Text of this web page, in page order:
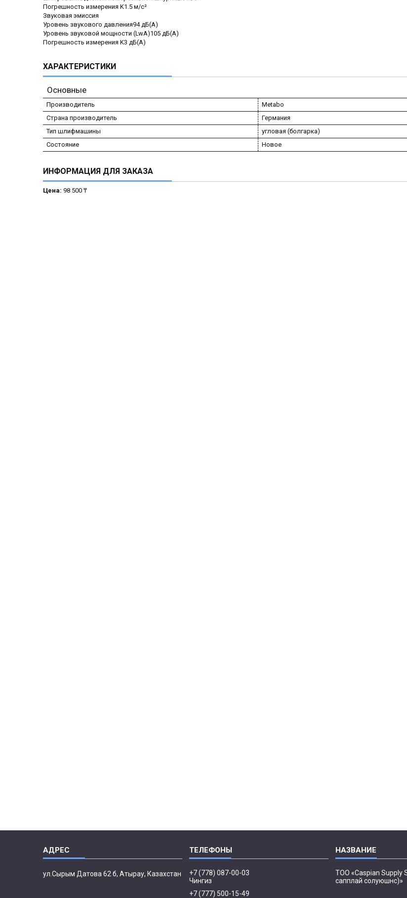
Погрешность измерения K1.5 м/с²
Звуковая эмиссия
Уровень звукового давления94 дБ(А)
Уровень звуковой мощности (LwA)105 дБ(А)
Погрешность измерения K3 дБ(А)
ХАРАКТЕРИСТИКИ
Основные
Производитель
Metabo
Страна производитель
Германия
Тип шлифмашины
угловая (болгарка)
Состояние
Новое
ИНФОРМАЦИЯ ДЛЯ ЗАКАЗА
Цена: 98 500 ₸
ул.Сырым Датова 62 б, Атырау, Казахстан
+7 (778) 087-00-03
Чингиз
+7 (777) 500-15-49
ТОО «Caspian Supply
сапплай солуюшнс)»